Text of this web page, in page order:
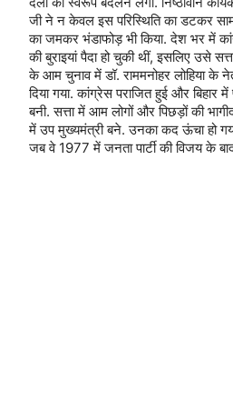
जी ने न केवल इस परिस्थिति का डटकर
का जमकर भंडाफोड़ भी किया. देश भर में
की बुराइयां पैदा हो चुकी थीं, इसलिए उसे
के आम चुनाव में डॉ. राममनोहर लोहिया के
दिया गया. कांग्रेस पराजित हुई और बिहार
बनी. सत्ता में आम लोगों और पिछड़ों की
में उप मुख्यमंत्री बने. उनका कद ऊंचा हो
जब वे 1977 में जनता पार्टी की विजय के